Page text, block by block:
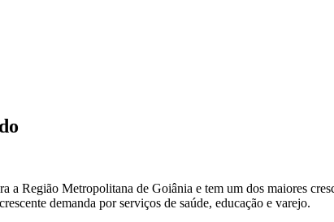
a Região Metropolitana de Goiânia e tem um dos maiores
demanda por serviços de saúde, educação e varejo.